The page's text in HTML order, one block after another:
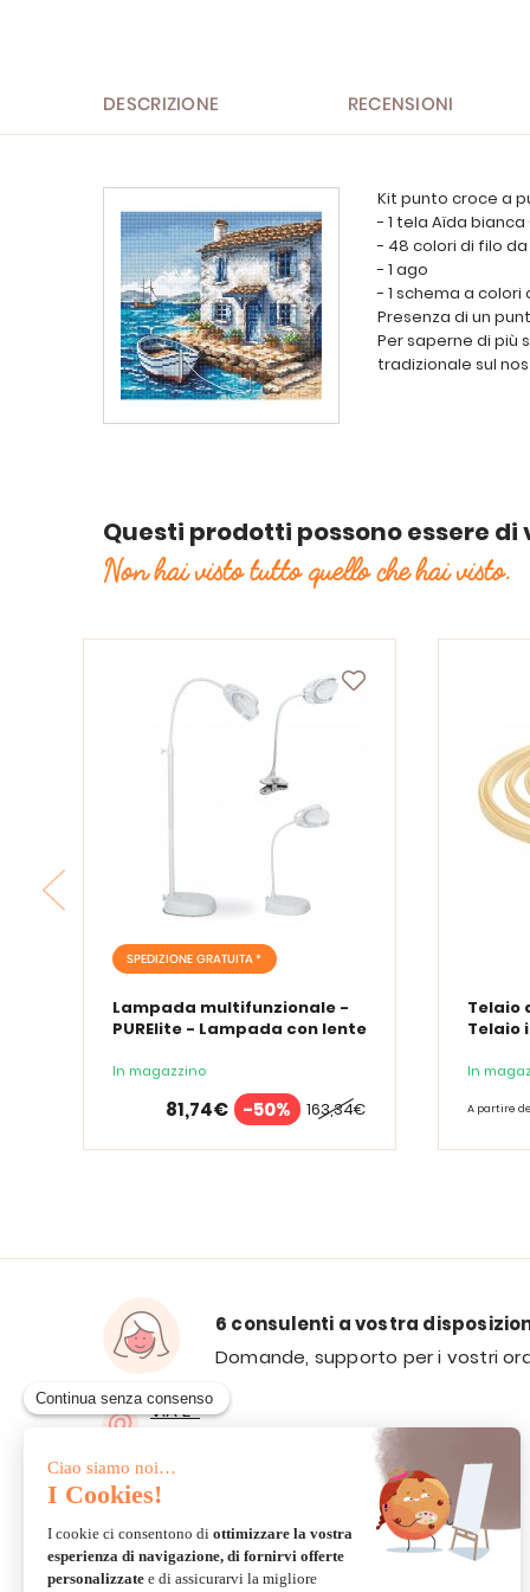
immagini
DESCRIZIONE RECENSIONI
Kit punto croce a
- 1 tela Aïda
- 48 colori di filo da
- 1 ago
- 1 schema a
Presenza di un
Per saperne di più
tradizionale sul
Questi prodotti possono essere
Non hai visto tutto quello che hai visto.
SPEDIZIONE GRATUITA *
Lampada multifunzionale -
PURElite - Lampada con lente
Spectrum
In magazzino
163,34€
81,74€ -50%
Telaio
Telaio
In
A partire
6 consulenti a vostra
Domande, supporto per i vostri
VIA E-